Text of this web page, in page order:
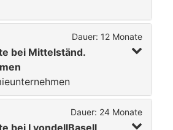
Dauer: 12 Monate
bei Mittelständ.
Dauer: 24 Monate
bei LyondellBasell